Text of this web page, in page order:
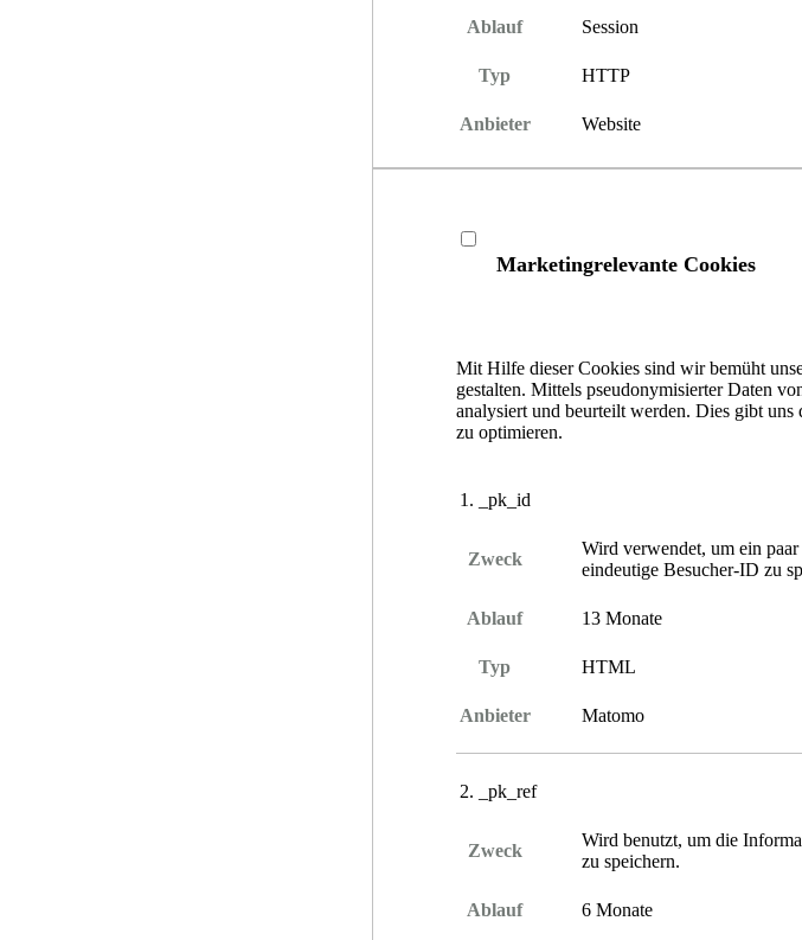
Ablauf Session
Typ HTTP
Anbieter Website
Marketingrelevante Cookies
Mit Hilfe dieser Cookies sind wir bemüht
gestalten. Mittels pseudonymisierter Daten
analysiert und beurteilt werden. Dies gibt
zu optimieren.
_pk_id
Zweck
Wird verwendet, um ein
eindeutige Besucher-ID zu
Ablauf 13 Monate
Typ HTML
Anbieter Matomo
_pk_ref
Zweck
Wird benutzt, um die
zu speichern.
Ablauf 6 Monate